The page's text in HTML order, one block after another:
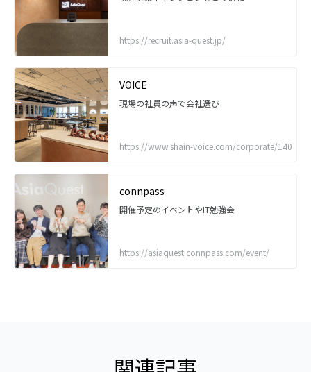
https://recruit.asia-quest.jp/
VOICE
現場の社員の声で会社選び
https://www.shain-voice.com/corporate/140
connpass
開催予定のイベントやIT勉強会
https://asiaquest.connpass.com/event/